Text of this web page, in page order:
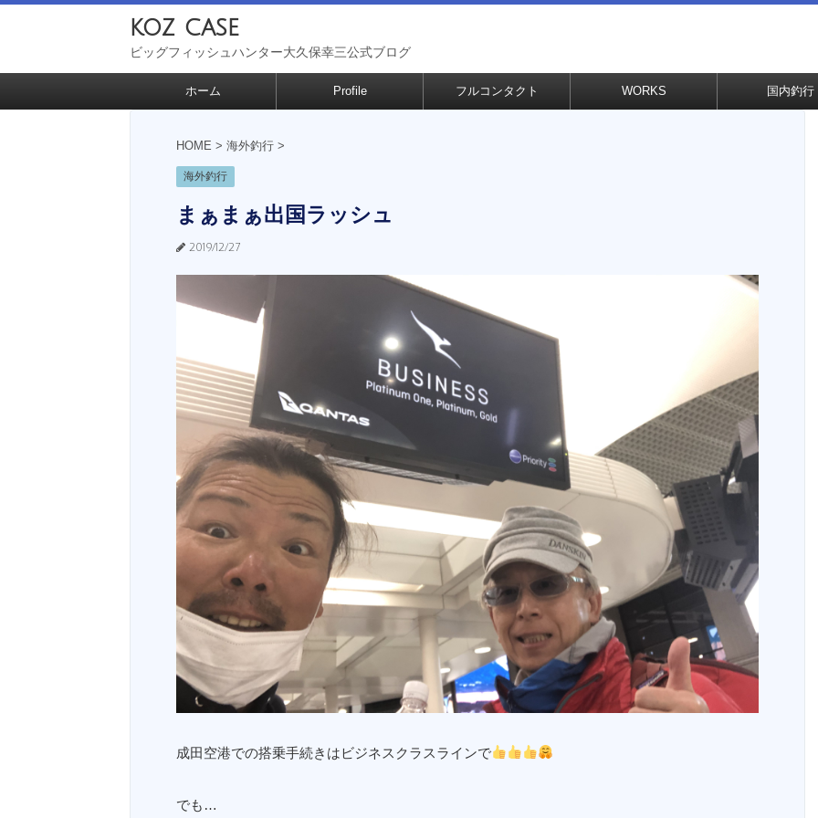
koz case
ビッグフィッシュハンター大久保幸三公式ブログ
ホーム Profile フルコンタクト WORKS 国内釣行
HOME > 海外釣行 >
海外釣行
まぁまぁ出国ラッシュ
2019/12/27
成田空港での搭乗手続きはビジネスクラスラインで
でも…